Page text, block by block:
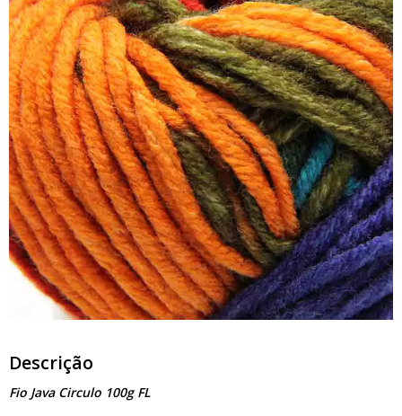
Descrição
Fio Java Circulo 100g FL